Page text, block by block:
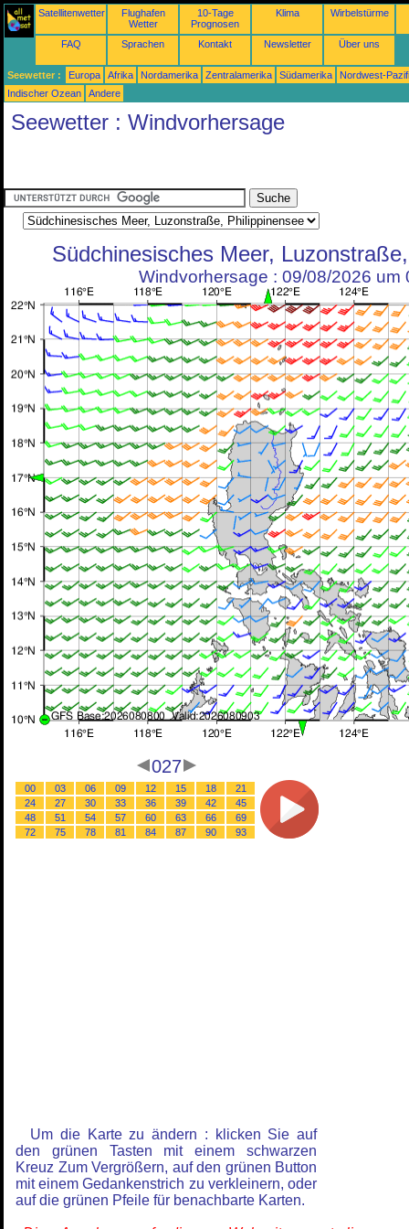
Satellitenwetter
Flughafen
Wetter
10-Tage
Prognosen
Klima Wirbelstürme
FAQ Sprachen Kontakt Newsletter Über uns
Seewetter : Europa Afrika Nordamerika Zentralamerika Südamerika
Nordwest-
Indischer Ozean
Andere
Seewetter : Windvorhersage
Südchinesisches Meer,
Windvorhersage : 09/08/2026 um
027
00 03 06 09 12 15 18
21
24
27 30 33 36 39 42
45
48
51 54 57 60 63 66
69
72
75 78 81 84 87 90 93
Um die Karte zu ändern : klicken Sie auf
den grünen Tasten mit einem schwarzen
Kreuz Zum Vergrößern, auf den grünen Button
mit einem Gedankenstrich zu verkleinern, oder
auf die grünen Pfeile für benachbarte Karten.